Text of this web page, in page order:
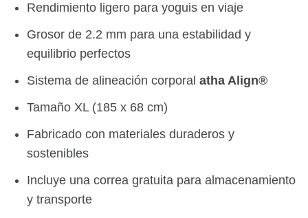
Rendimiento ligero para yoguis en viaje
Grosor de 2.2 mm para una estabilidad y
equilibrio perfectos
Sistema de alineación corporal atha Align®
Tamaño XL (185 x 68 cm)
Fabricado con materiales duraderos y
sostenibles
Incluye una correa gratuita para almacenamiento
y transporte